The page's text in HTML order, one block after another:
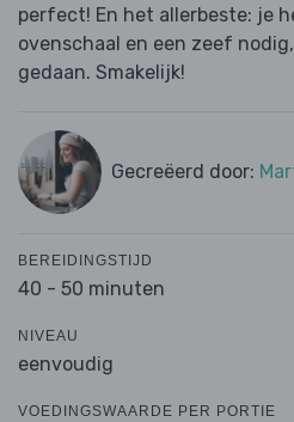
perfect! En het allerbeste: je
ovenschaal en een zeef
gedaan. Smakelijk!
Gecreëerd door:
BEREIDINGSTIJD
40 - 50 minuten
NIVEAU
eenvoudig
VOEDINGSWAARDE PER PORTIE